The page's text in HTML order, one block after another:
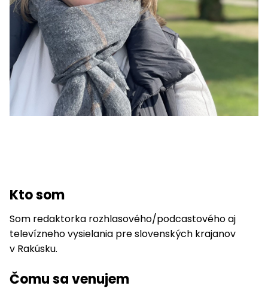
Kto som
Som redaktorka rozhlasového/podcastového aj
televízneho vysielania pre slovenských krajanov
v Rakúsku.
Čomu sa venujem